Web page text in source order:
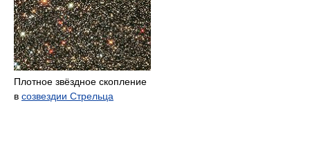
Плотное звёздное скопление
в созвездии Стрельца